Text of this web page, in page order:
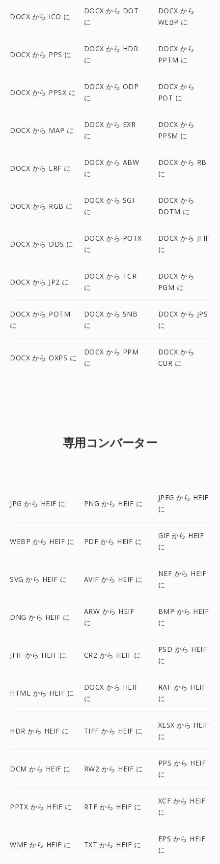
DOCX から ICO に
DOCX から DOT
に
DOCX から
WEBP に
DOCX から PPS に
DOCX から HDR
に
DOCX から
PPTM に
DOCX から PPSX に
DOCX から ODP
に
DOCX から
POT に
DOCX から MAP に
DOCX から EXR
に
DOCX から
PPSM に
DOCX から LRF に
DOCX から ABW
に
DOCX から RB
に
DOCX から RGB に
DOCX から SGI
に
DOCX から
DOTM に
DOCX から DDS に
DOCX から POTX
に
DOCX から JFIF
に
DOCX から JP2 に
DOCX から TCR
に
DOCX から
PGM に
DOCX から POTM
に
DOCX から SNB
に
DOCX から JPS
に
DOCX から OXPS に
DOCX から PPM
に
DOCX から
CUR に
専用コンバーター
JPG から HEIF に PNG から HEIF に
JPEG から HEIF
に
WEBP から HEIF に PDF から HEIF に
GIF から HEIF
に
SVG から HEIF に AVIF から HEIF に
NEF から HEIF
に
DNG から HEIF に
ARW から HEIF
に
BMP から HEIF
に
JFIF から HEIF に CR2 から HEIF に
PSD から HEIF
に
HTML から HEIF に
DOCX から HEIF
に
RAF から HEIF
に
HDR から HEIF に TIFF から HEIF に
XLSX から HEIF
に
DCM から HEIF に RW2 から HEIF に
PPS から HEIF
に
PPTX から HEIF に RTF から HEIF に
XCF から HEIF
に
WMF から HEIF に TXT から HEIF に
EPS から HEIF
に